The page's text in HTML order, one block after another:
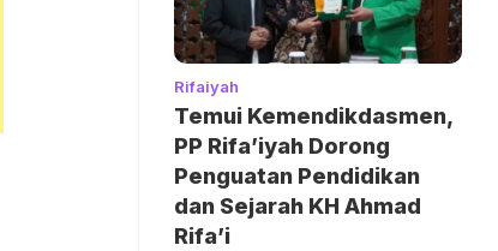
Rifaiyah
Temui Kemendikdasmen,
PP Rifa’iyah Dorong
Penguatan Pendidikan
dan Sejarah KH Ahmad
Rifa’i